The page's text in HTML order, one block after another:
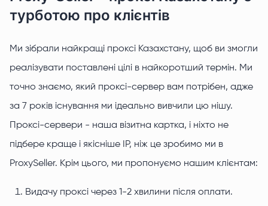
турботою про клієнтів
Ми зібрали найкращі проксі Казахстану, щоб ви змогли
реалізувати поставлені цілі в найкоротший термін. Ми
точно знаємо, який проксі-сервер вам потрібен, адже
за 7 років існування ми ідеально вивчили цю нішу.
Проксі-сервери - наша візитна картка, і ніхто не
підбере краще і якісніше IP, ніж це зробимо ми в
ProxySeller. Крім цього, ми пропонуємо нашим клієнтам:
Видачу проксі через 1-2 хвилини після оплати.